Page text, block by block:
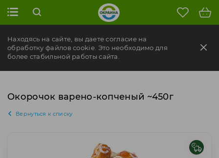
Находясь на сайте, вы даете согласие на
обработку файлов cookie. Это необходимо для
более стабильной работы сайта.
Окорочок варено-копченый ~450г
Вернуться к списку